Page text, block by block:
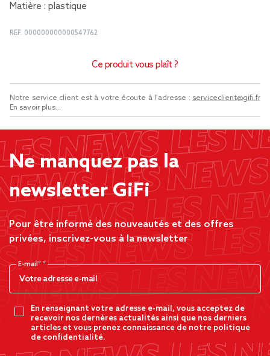
Matière : plastique
REF. 000000000000547762
Ce produit vous plaît ?
Notre service client est à votre écoute à l'adresse : serviceclient@gifi.fr
En savoir plus...
Ne manquez pas la
newsletter GiFi
Pour être informé des nouveautés et des offres
privées, inscrivez-vous à la newsletter
E-mail*
En renseignant votre adresse e-mail, vous acceptez de
recevoir nos dernères actualités ainsi que nos derniers
articles et vous prenez connaissance de notre politique
de confidentialité.